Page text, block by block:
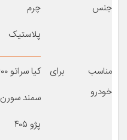
جنس
چرم
پلاستیک
مناسب برای
خودرو
کیا سراتو ۱۶۰۰
سمند سورن
پژو ۴۰۵